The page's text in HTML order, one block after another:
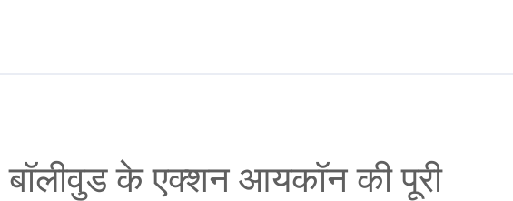
के एक्शन आयकॉन की पूरी